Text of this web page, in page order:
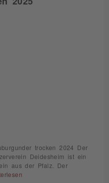
trocken 2024 Der
Deidesheim ist ein
aus der Pfalz. Der